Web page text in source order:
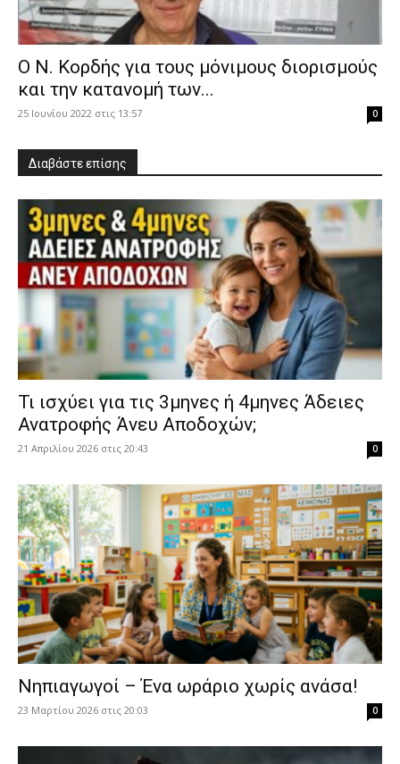
Ο Ν. Κορδής για τους μόνιμους διορισμούς
και την κατανομή των...
25 Ιουνίου 2022 στις 13:57 0
Διαβάστε επίσης
​Τι ισχύει για τις 3μηνες ή 4μηνες Άδειες
Ανατροφής Άνευ Αποδοχών;
21 Απριλίου 2026 στις 20:43 0
Νηπιαγωγοί – Ένα ωράριο χωρίς ανάσα!
23 Μαρτίου 2026 στις 20:03 0